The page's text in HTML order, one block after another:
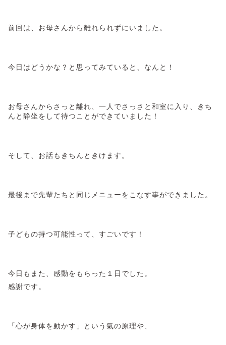
前回は、お母さんから離れられずにいました。
今日はどうかな？と思ってみていると、なんと！
お母さんからさっと離れ、一人でさっさと和室に入り、きち
んと静坐をして待つことができていました！
そして、お話もきちんときけます。
最後まで先輩たちと同じメニューをこなす事ができました。
子どもの持つ可能性って、すごいです！
今日もまた、感動をもらった１日でした。
感謝です。
「心が身体を動かす」という氣の原理や、